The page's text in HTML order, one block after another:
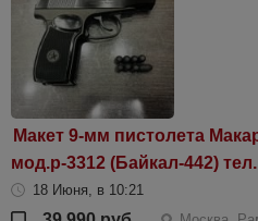
Макет 9-мм пистолета
мод.р-3312 (Байкал-442)
18 Июня, в 10:21